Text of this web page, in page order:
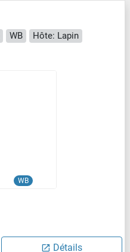
WB
Hôte: Lapin
WB
Détails